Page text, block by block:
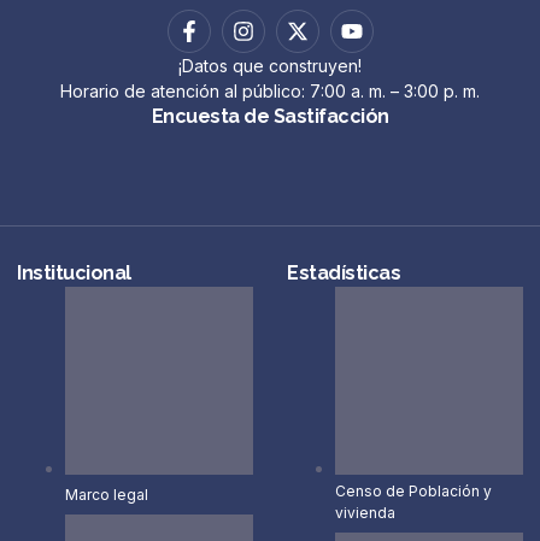
¡Datos que construyen!
Horario de atención al público: 7:00 a. m. – 3:00 p. m.
Encuesta de Sastifacción
Institucional
Marco legal
Estadísticas
Censo de Población y
vivienda